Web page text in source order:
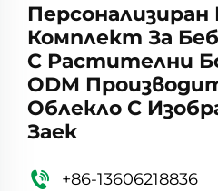
Комплект За
С Растителни
ODM
Облекло С
Заек
+86-13606218836